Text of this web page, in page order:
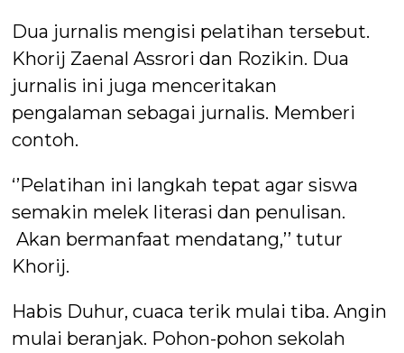
Dua jurnalis mengisi pelatihan tersebut.
Khorij Zaenal Assrori dan Rozikin. Dua
jurnalis ini juga menceritakan
pengalaman sebagai jurnalis. Memberi
contoh.
‘’Pelatihan ini langkah tepat agar siswa
semakin melek literasi dan penulisan.
Akan bermanfaat mendatang,’’ tutur
Khorij.
Habis Duhur, cuaca terik mulai tiba. Angin
mulai beranjak. Pohon-pohon sekolah